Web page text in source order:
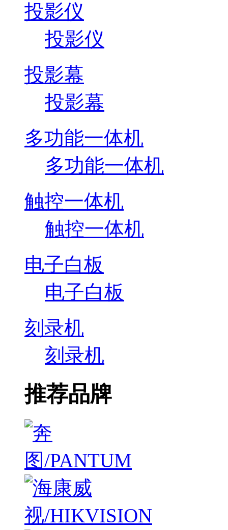
投影仪
投影仪
投影幕
投影幕
多功能一体机
多功能一体机
触控一体机
触控一体机
电子白板
电子白板
刻录机
刻录机
推荐品牌